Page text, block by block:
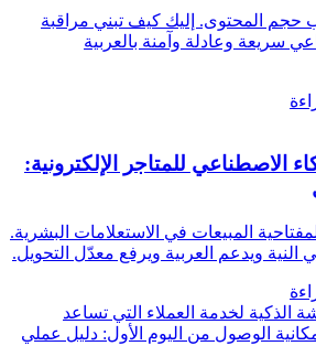
حجم المحتوى. إليك كيف تبني مراقبة
سريعة وعادلة وآمنة بالعربية
الاصطناعي للمتاجر الإلكترونية:
المبيعات في الاستعلامات البشرية.
النية ويدعم العربية ويرفع معدّل التحويل.
الذكية لخدمة العملاء التي تساعد
الوصول من اليوم الأول: دليل عملي